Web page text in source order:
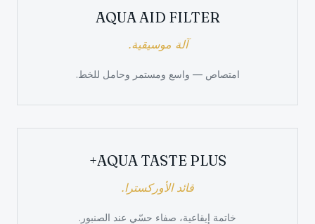
AQUA AID FILTER
آلة موسيقية.
امتصاص — واسع ومستمر وحامل للخط.
AQUA TASTE PLUS+
​قائد الأوركسترا.
خاتمة إيقاعية، صفاء حسّي عند الصنبور.